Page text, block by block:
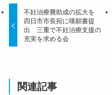
不妊治療費助成の拡大を
四日市市長宛に嘆願書提
出 三重で不妊治療支援の
充実を求める会
関連記事